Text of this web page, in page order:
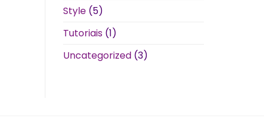
Style (5)
Tutoriais (1)
Uncategorized (3)